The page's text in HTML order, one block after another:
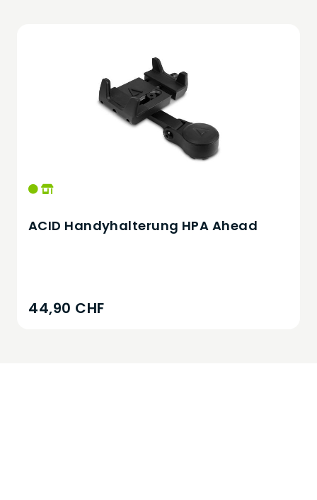
ACID Handyhalterung HPA Ahead
44,90 CHF